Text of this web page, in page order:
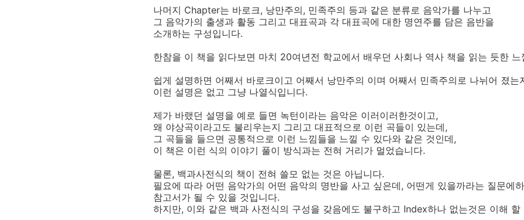
나머지 Chapter는 바로크, 낭만주의, 민족주의 등과 같은 분류로 음악가를 나누고
그 음악가의 출생과 활동 그리고 대표곡과 각 대표곡에 대한 명연주를 담은 음반을
소개하는 구성입니다.
한참을 이 책을 읽다보면 마치 20여년전 학교에서 배우던 사회나 역사 책을 읽는 듯한
쉽게 설명하면 어째서 바로크이고 어째서 낭만주의 이며 어째서 민족주의로 나뉘어 졌는
이런 설명은 없고 그냥 나열식입니다.
제가 바랬던 설명을 예로 들면 녹턴이라는 음악은 이러이러한것이고,
왜 야상곡이라고도 불리우는지 그리고 대표적으로 이런 곡들이 있는데,
그 곡들을 들으면 공통적으로 이런 느낌들을 느낄 수 있다와 같은 것인데,
이 책은 이런 식의 이야기 풀이 방식과는 전혀 거리가 멀었습니다.
물론, 백과사전식의 책이 전혀 쓸모 없는 것은 아닙니다.
필요에 따라 어떤 음악가의 어떤 음악의 명반을 사고 싶은데, 어떤게 있을까라는 질문에
참고서가 될 수 있을 것입니다.
하지만, 이와 같은 백과 사전식의 구성을 갖음에도 불구하고 Index하나 없는것은 이해